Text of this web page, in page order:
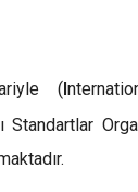
(I
Standartlar